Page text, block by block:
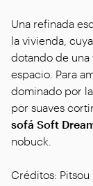
Una refinada
la vivienda,
dotando de
espacio. Para
dominado por
por suaves
sofá Soft
nobuck.